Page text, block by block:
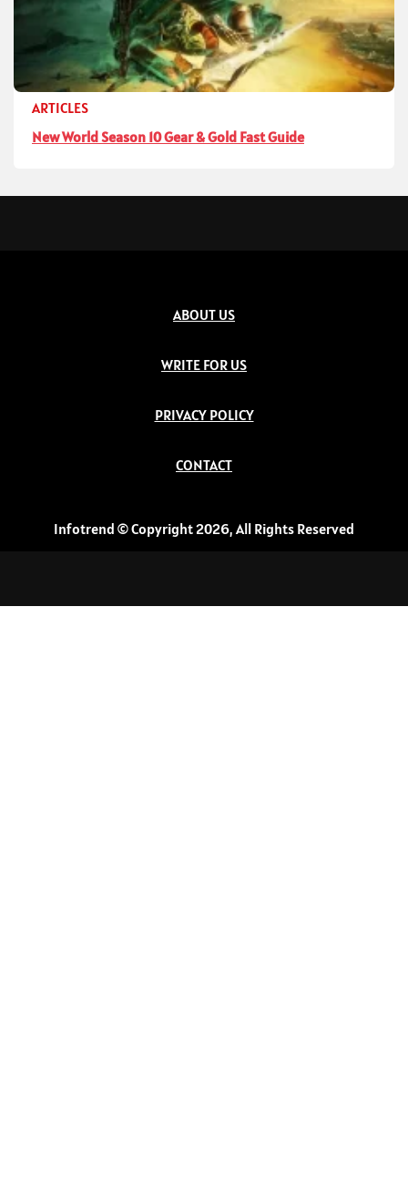
ARTICLES
New World Season 10 Gear & Gold Fast Guide
ABOUT US
WRITE FOR US
PRIVACY POLICY
CONTACT
Infotrend © Copyright 2026, All Rights Reserved